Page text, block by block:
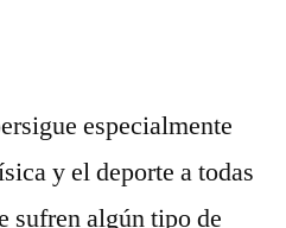
especialmente
y el deporte a todas
sufren algún tipo de